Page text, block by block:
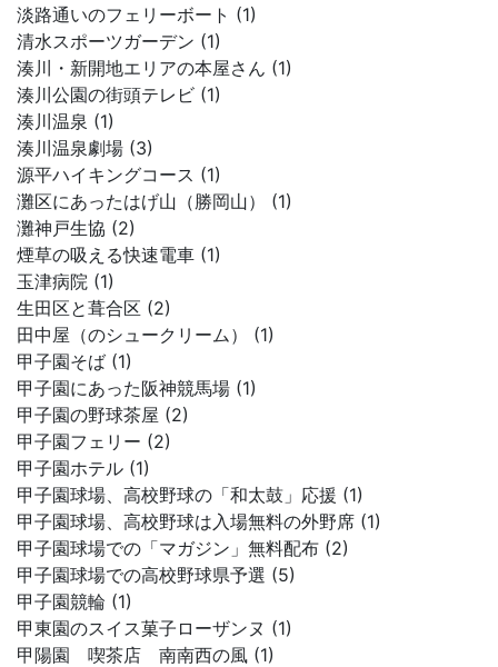
淡路通いのフェリーボート (1)
清水スポーツガーデン (1)
湊川・新開地エリアの本屋さん (1)
湊川公園の街頭テレビ (1)
湊川温泉 (1)
湊川温泉劇場 (3)
源平ハイキングコース (1)
灘区にあったはげ山（勝岡山） (1)
灘神戸生協 (2)
煙草の吸える快速電車 (1)
玉津病院 (1)
生田区と葺合区 (2)
田中屋（のシュークリーム） (1)
甲子園そば (1)
甲子園にあった阪神競馬場 (1)
甲子園の野球茶屋 (2)
甲子園フェリー (2)
甲子園ホテル (1)
甲子園球場、高校野球の「和太鼓」応援 (1)
甲子園球場、高校野球は入場無料の外野席 (1)
甲子園球場での「マガジン」無料配布 (2)
甲子園球場での高校野球県予選 (5)
甲子園競輪 (1)
甲東園のスイス菓子ローザンヌ (1)
甲陽園 喫茶店 南南西の風 (1)